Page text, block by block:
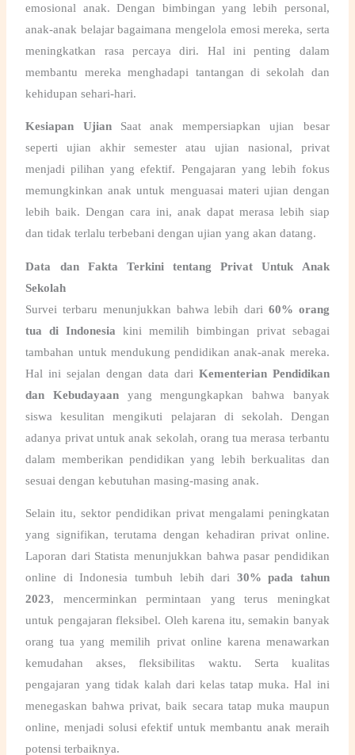
emosional anak. Dengan bimbingan yang lebih personal,
anak-anak belajar bagaimana mengelola emosi mereka, serta
meningkatkan rasa percaya diri. Hal ini penting dalam
membantu mereka menghadapi tantangan di sekolah dan
kehidupan sehari-hari.
Kesiapan UjianSaat anak mempersiapkan ujian besar
seperti ujian akhir semester atau ujian nasional, privat
menjadi pilihan yang efektif. Pengajaran yang lebih fokus
memungkinkan anak untuk menguasai materi ujian dengan
lebih baik. Dengan cara ini, anak dapat merasa lebih siap
dan tidak terlalu terbebani dengan ujian yang akan datang.
Data dan Fakta Terkini tentang Privat Untuk Anak
Sekolah
Survei terbaru menunjukkan bahwa lebih dari 60% orang
tua di Indonesia kini memilih bimbingan privat sebagai
tambahan untuk mendukung pendidikan anak-anak mereka.
Hal ini sejalan dengan data dari Kementerian Pendidikan
dan Kebudayaan yang mengungkapkan bahwa banyak
siswa kesulitan mengikuti pelajaran di sekolah. Dengan
adanya privat untuk anak sekolah, orang tua merasa terbantu
dalam memberikan pendidikan yang lebih berkualitas dan
sesuai dengan kebutuhan masing-masing anak.
Selain itu, sektor pendidikan privat mengalami peningkatan
yang signifikan, terutama dengan kehadiranprivat online.
Laporan dari Statista menunjukkan bahwa pasar pendidikan
online di Indonesia tumbuh lebih dari 30% pada tahun
2023, mencerminkan permintaan yang terus meningkat
untuk pengajaran fleksibel. Oleh karena itu, semakin banyak
orang tua yang memilih privat online karena menawarkan
kemudahan akses, fleksibilitas waktu. Serta kualitas
pengajaran yang tidak kalah dari kelas tatap muka. Hal ini
menegaskan bahwa privat, baik secara tatap muka maupun
online, menjadi solusi efektif untuk membantu anak meraih
potensi terbaiknya.